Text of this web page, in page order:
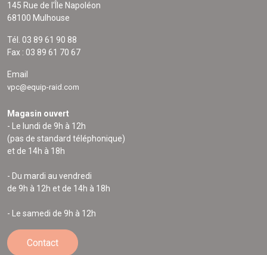
145 Rue de l'Île Napoléon
68100 Mulhouse
Tél. 03 89 61 90 88
Fax : 03 89 61 70 67
Email
vpc@equip-raid.com
Magasin ouvert
- Le lundi de 9h à 12h
(pas de standard téléphonique)
et de 14h à 18h
- Du mardi au vendredi
de 9h à 12h et de 14h à 18h
- Le samedi de 9h à 12h
Contact